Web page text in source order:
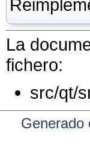
La
fichero:
src/qt/
Generado